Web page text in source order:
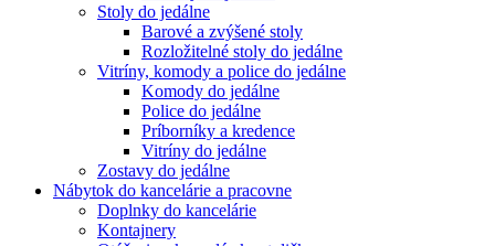
Stoly do jedálne
Barové a zvýšené stoly
Rozložitelné stoly do jedálne
Vitríny, komody a police do jedálne
Komody do jedálne
Police do jedálne
Príborníky a kredence
Vitríny do jedálne
Zostavy do jedálne
Nábytok do kancelárie a pracovne
Doplnky do kancelárie
Kontajnery